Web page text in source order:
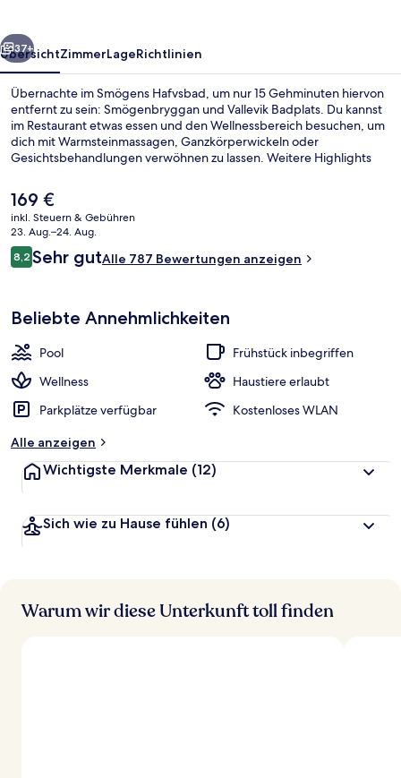
Weiter
37+
ÜbersichtZimmerLageRichtlinien
Übernachte im Smögens Hafvsbad, um nur 15 Gehminuten hiervon
entfernt zu sein: Smögenbryggan und Vallevik Badplats. Du kannst
im Restaurant etwas essen und den Wellnessbereich besuchen, um
dich mit Warmsteinmassagen, Ganzkörperwickeln oder
Gesichtsbehandlungen verwöhnen zu lassen. Weitere Highlights
Der
aktuelle
Preis
beträgt
169 €.
169 €
inkl. Steuern & Gebühren
23. Aug.–24. Aug.
Bewertungen
8,28,2 von 10.
Sehr gutAlle 787 Bewertungen anzeigen
Beliebte Annehmlichkeiten
Pool
Frühstück inbegriffen
Wellness
Haustiere erlaubt
Parkplätze verfügbar
Kostenloses WLAN
Alle anzeigen
Wichtigste Merkmale (12)
Sich wie zu Hause fühlen (6)
Warum wir diese Unterkunft toll finden